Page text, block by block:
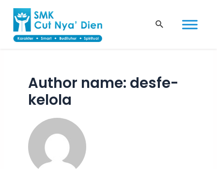
Skip
content
Search
Author name: desfe-
kelola